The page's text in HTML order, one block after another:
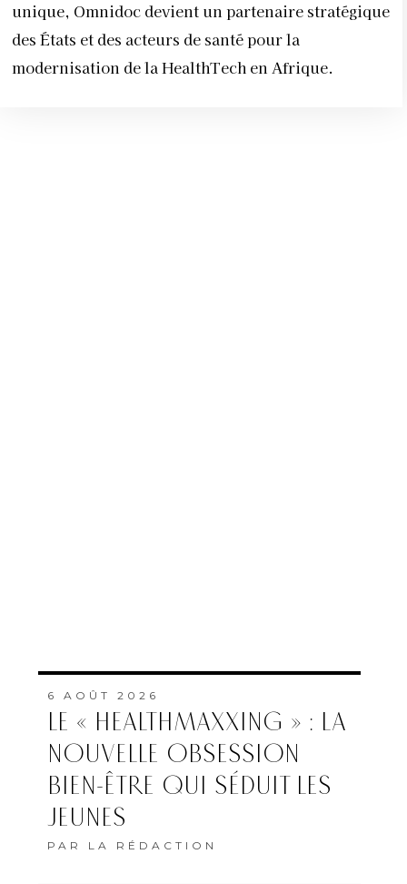
unique, Omnidoc devient un partenaire stratégique
des États et des acteurs de santé pour la
modernisation de la HealthTech en Afrique.
6 AOÛT 2026
LE « HEALTHMAXXING » : LA
NOUVELLE OBSESSION
BIEN-ÊTRE QUI SÉDUIT LES
JEUNES
PAR LA RÉDACTION